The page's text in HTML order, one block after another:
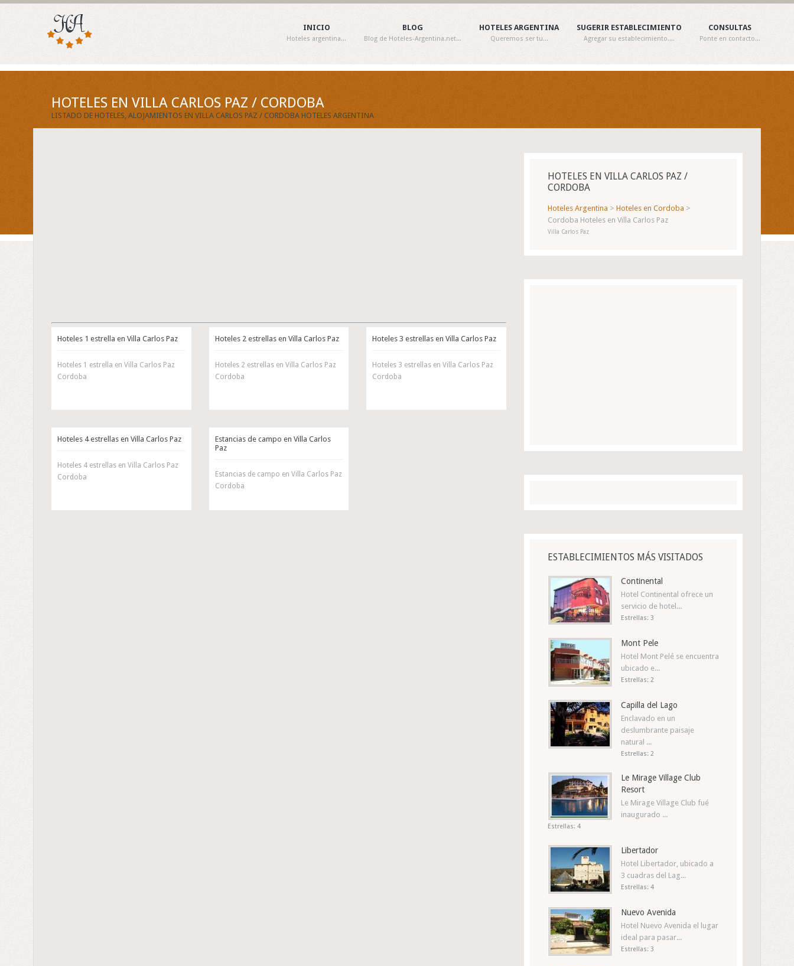
INICIO
Hoteles argentina...
BLOG
Blog de Hoteles-Argentina.net...
HOTELES ARGENTINA
Queremos ser tu...
SUGERIR ESTABLECIMIENTO
Agregar su establecimiento....
CONSULTAS
Ponte en contacto...
HOTELES EN VILLA CARLOS PAZ / CORDOBA
LISTADO DE HOTELES, ALOJAMIENTOS EN VILLA CARLOS PAZ / CORDOBA HOTELES ARGENTINA
Hoteles 1 estrella en Villa Carlos Paz
Hoteles 1 estrella en Villa Carlos Paz
Cordoba
Hoteles 2 estrellas en Villa Carlos Paz
Hoteles 2 estrellas en Villa Carlos Paz
Cordoba
Hoteles 3 estrellas en Villa Carlos Paz
Hoteles 3 estrellas en Villa Carlos Paz
Cordoba
Hoteles 4 estrellas en Villa Carlos Paz
Hoteles 4 estrellas en Villa Carlos Paz
Cordoba
Estancias de campo en Villa Carlos
Paz
Estancias de campo en Villa Carlos Paz
Cordoba
HOTELES EN VILLA CARLOS PAZ /
CORDOBA
Hoteles Argentina > Hoteles en Cordoba >
Cordoba Hoteles en Villa Carlos Paz
Villa Carlos Paz
ESTABLECIMIENTOS MÁS VISITADOS
Continental
Hotel Continental ofrece un
servicio de hotel...
Estrellas: 3
Mont Pele
Hotel Mont Pelé se encuentra
ubicado e...
Estrellas: 2
Capilla del Lago
Enclavado en un
deslumbrante paisaje
natural ...
Estrellas: 2
Le Mirage Village Club
Resort
Le Mirage Village Club fué
inaugurado ...
Estrellas: 4
Libertador
Hotel Libertador, ubicado a
3 cuadras del Lag...
Estrellas: 4
Nuevo Avenida
Hotel Nuevo Avenida el lugar
ideal para pasar...
Estrellas: 3